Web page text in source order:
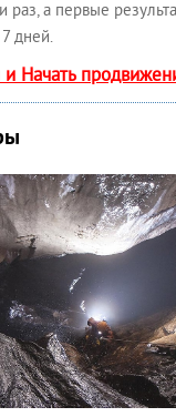
раз, а первые
дней.
и Начать